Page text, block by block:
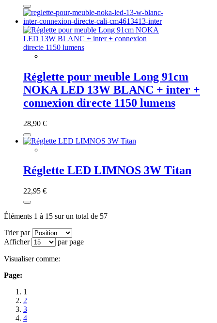
Réglette pour meuble Long 91cm
NOKA LED 13W BLANC + inter +
connexion directe 1150 lumens
28,90 €
Réglette LED LIMNOS 3W Titan
22,95 €
Éléments 1 à 15 sur un total de 57
Trier par
Afficher
par page
Visualiser comme:
Page:
1
2
3
4